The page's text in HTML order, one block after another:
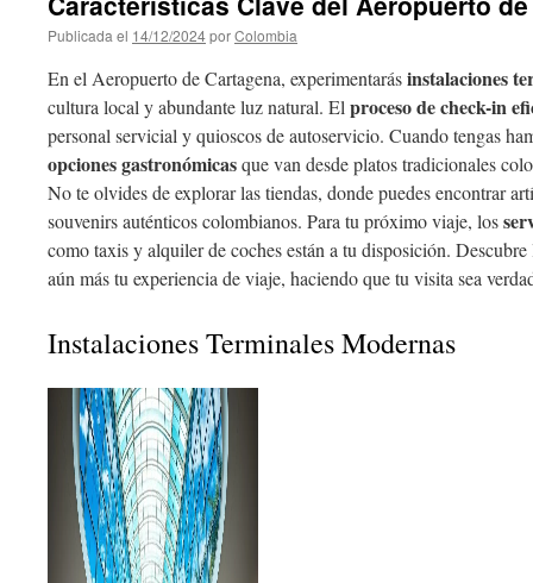
Publicada el 14/12/2024porColombia
En el Aeropuerto de Cartagena, experimentarásinstalaciones
cultura local y abundante luz natural. El proceso de check-in
personal servicial y quioscos de autoservicio. Cuando tengas
opciones gastronómicasque van desde platos tradicionales
No te olvides de explorar las tiendas, donde puedes encontrar
souvenirs auténticos colombianos. Para tu próximo viaje, los
como taxis y alquiler de coches están a tu disposición.
aún más tu experiencia de viaje, haciendo que tu visita sea
Instalaciones Terminales Modernas